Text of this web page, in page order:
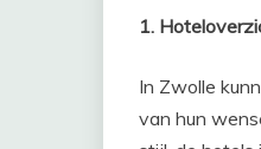
1.
In Zwolle
van hun